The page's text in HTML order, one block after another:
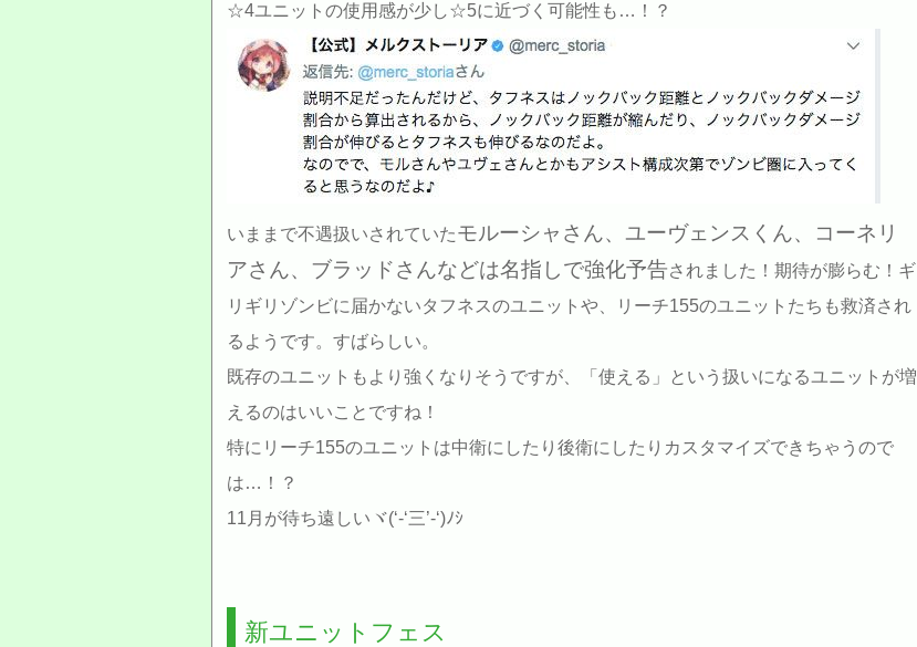
☆4ユニットの使用感が少し☆5に近づく可能性も…！？
いままで不遇扱いされていたモルーシャさん、ユーヴェンスくん、コーネリ
アさん、ブラッドさんなどは名指しで強化予告されました！期待が膨らむ！ギ
リギリゾンビに届かないタフネスのユニットや、リーチ155のユニットたちも救済され
るようです。すばらしい。
既存のユニットもより強くなりそうですが、「使える」という扱いになるユニットが増
えるのはいいことですね！
特にリーチ155のユニットは中衛にしたり後衛にしたりカスタマイズできちゃうので
は…！？
11月が待ち遠しいヾ(‘-‘三’-‘)ﾉｼ
新ユニットフェス